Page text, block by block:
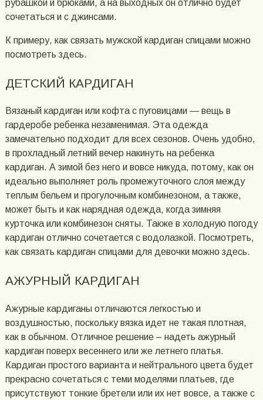
рубашкой и брюками, а на выходных он отлично будет
сочетаться и с джинсами.
К примеру, как связать мужской кардиган спицами можно
посмотреть здесь.
ДЕТСКИЙ КАРДИГАН
Вязаный кардиган или кофта с пуговицами — вещь в
гардеробе ребенка незаменимая. Эта одежда
замечательно подходит для всех сезонов. Очень удобно,
в прохладный летний вечер накинуть на ребенка
кардиган. А зимой без него и вовсе никуда, потому, как он
идеально выполняет роль промежуточного слоя между
теплым бельем и прогулочным комбинезоном, а также,
может быть и как нарядная одежда, когда зимняя
курточка или комбинезон сняты. Также в холодную погоду
кардиган отлично сочетается с водолазкой. Посмотреть,
как связать кардиган спицами для девочки можно здесь.
АЖУРНЫЙ КАРДИГАН
Ажурные кардиганы отличаются легкостью и
воздушностью, поскольку вязка идет не такая плотная,
как в обычном. Отличное решение – надеть ажурный
кардиган поверх весеннего или же летнего платья.
Кардиган простого варианта и нейтрального цвета будет
прекрасно сочетаться с теми моделями платьев, где
присутствуют тонкие бретели или их нет вовсе, а также с